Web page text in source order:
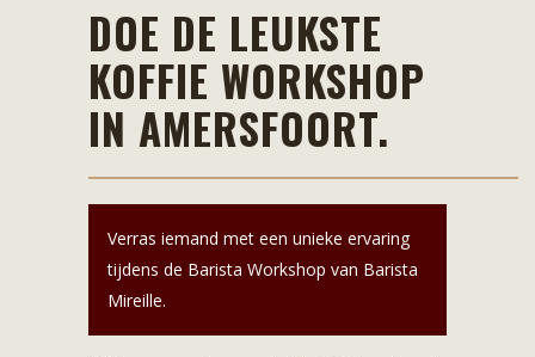
DOE DE LEUKSTE
KOFFIE WORKSHOP
IN AMERSFOORT.
Verras iemand met een unieke ervaring
tijdens de Barista Workshop van Barista
Mireille.